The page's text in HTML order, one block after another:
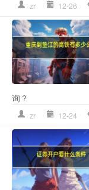
zr 12-26
询？
zr 12-24